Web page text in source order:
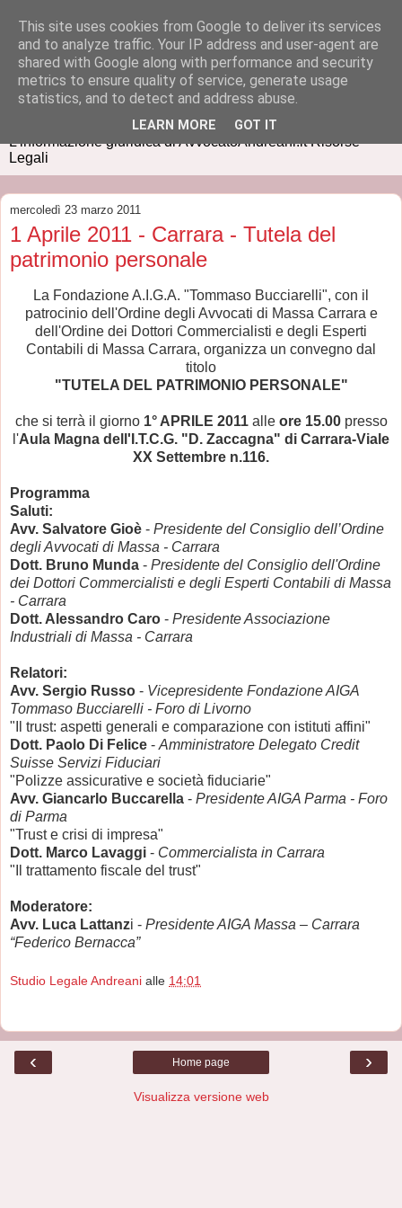
IUSPRESS
L'informazione giuridica di AvvocatoAndreani.it Risorse
Legali
mercoledì 23 marzo 2011
1 Aprile 2011 - Carrara - Tutela del
patrimonio personale
La Fondazione A.I.G.A. "Tommaso Bucciarelli", con il
patrocinio dell'Ordine degli Avvocati di Massa Carrara e
dell'Ordine dei Dottori Commercialisti e degli Esperti
Contabili di Massa Carrara, organizza un convegno dal
titolo
"TUTELA DEL PATRIMONIO PERSONALE"
che si terrà il giorno 1° APRILE 2011alle ore 15.00presso
l'Aula Magna dell'I.T.C.G. "D. Zaccagna" di Carrara-Viale
XX Settembre n.116.
Programma
Saluti:
Avv. Salvatore Gioè - Presidente del Consiglio dell’Ordine
degli Avvocati di Massa - Carrara
Dott. Bruno Munda - Presidente del Consiglio dell'Ordine
dei Dottori Commercialisti e degli Esperti Contabili di Massa
- Carrara
Dott. Alessandro Caro - Presidente Associazione
Industriali di Massa - Carrara
Relatori:
Avv. Sergio Russo - Vicepresidente Fondazione AIGA
Tommaso Bucciarelli - Foro di Livorno
"Il trust: aspetti generali e comparazione con istituti affini"
Dott. Paolo Di Felice - Amministratore Delegato Credit
Suisse Servizi Fiduciari
"Polizze assicurative e società fiduciarie"
Avv. Giancarlo Buccarella - Presidente AIGA Parma - Foro
di Parma
"Trust e crisi di impresa"
Dott. Marco Lavaggi - Commercialista in Carrara
"Il trattamento fiscale del trust"
Moderatore:
Avv. Luca Lattanzi - Presidente AIGA Massa – Carrara
“Federico Bernacca”
Studio Legale Andreani alle 14:01
‹ ›
Home page
Visualizza versione web
This site uses cookies from Google to deliver its services
and to analyze traffic. Your IP address and user-agent are
shared with Google along with performance and security
metrics to ensure quality of service, generate usage
statistics, and to detect and address abuse.
LEARN MORE GOT IT